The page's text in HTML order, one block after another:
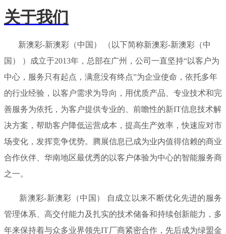
关于我们
新澳彩-新澳彩（中国） （以下简称新澳彩-新澳彩（中
国） ）成立于2013年，总部在广州，公司一直坚持“以客户为
中心，服务只有起点，满意没有终点”为企业使命，依托多年
的行业经验，以客户需求为导向，用优质产品、专业技术和完
善服务为依托，为客户提供专业的、前瞻性的新IT信息技术解
决方案，帮助客户降低运营成本，提高生产效率，快速应对市
场变化，发挥竞争优势。腾展信息已成为业内值得信赖的商业
合作伙伴、华南地区最优秀的以客户体验为中心的智能服务商
之一。
新澳彩-新澳彩（中国） 自成立以来不断优化先进的服务
管理体系、高交付能力及扎实的技术储备和持续创新能力，多
年来保持着与众多业界领先IT厂商紧密合作，先后成为绿盟金